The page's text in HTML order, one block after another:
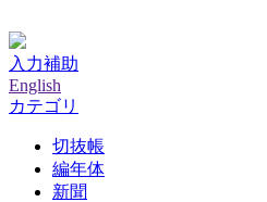
入力補助
English
カテゴリ
切抜帳
編年体
新聞